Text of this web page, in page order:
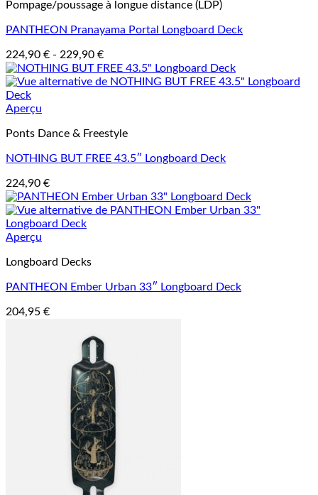
Pompage/poussage à longue distance (LDP)
PANTHEON Pranayama Portal Longboard Deck
224,90 € - 229,90 €
Aperçu
Ponts Dance & Freestyle
NOTHING BUT FREE 43.5″ Longboard Deck
224,90 €
Aperçu
Longboard Decks
PANTHEON Ember Urban 33″ Longboard Deck
204,95 €